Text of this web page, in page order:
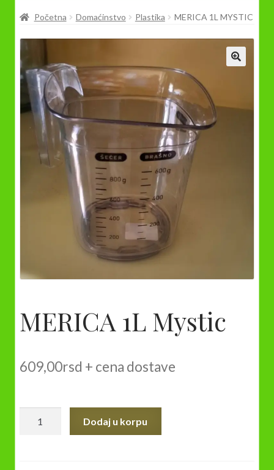
Prodavnica
Početna Domaćinstvo Plastika MERICA 1L MYSTIC
MERICA 1L Mystic
609,00rsd + cena dostave
Dodaj u korpu